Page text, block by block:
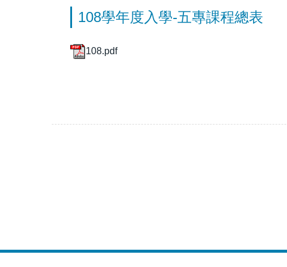
108學年度入學-五專課程總表
108.pdf